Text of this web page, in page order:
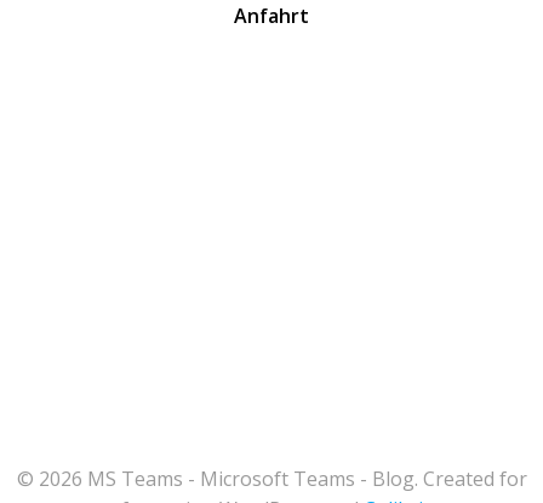
Anfahrt
© 2026 MS Teams - Microsoft Teams - Blog. Created for